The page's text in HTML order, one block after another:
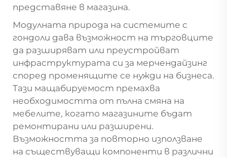
представяне в магазина.
Модулната природа на системите с
гондоли дава възможност на търговците
да разширяват или преустройват
инфраструктурата си за мерчендайзинг
според променящите се нужди на бизнеса.
Тази мащабируемост премахва
необходимостта от пълна смяна на
мебелите, когато магазините бъдат
ремонтирани или разширени.
Възможността за повторно използване
на съществуващи компоненти в различни